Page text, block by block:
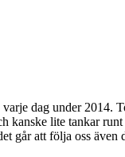
dag under 2014.
kanske lite tankar
går att följa oss